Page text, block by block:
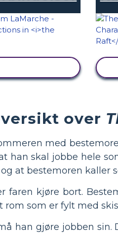
over
med
han skal jobbe hele
at bestemoren kaller
faren kjøre bort.
rom som er fylt med
han gjøre jobben